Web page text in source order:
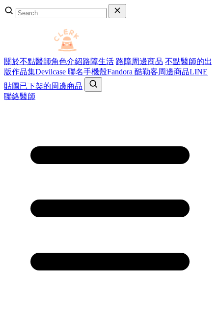
關於不點醫師角色介紹路障生活 路障周邊商品 不點醫師的出
版作品集Devilcase 聯名手機殼Fandora 酷勒客周邊商品LINE
貼圖 已下架的周邊商品
聯絡醫師